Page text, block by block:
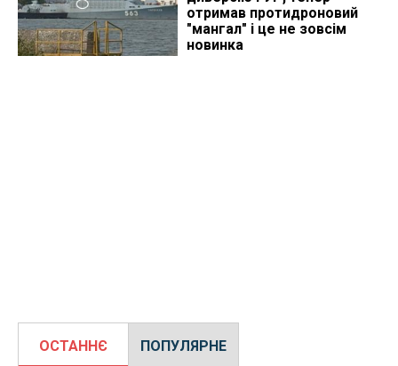
отримав протидроновий
"мангал" і це не зовсім
новинка
ОСТАННЄ ПОПУЛЯРНЕ